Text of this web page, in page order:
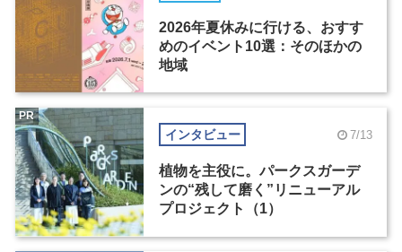
2026年夏休みに行ける、おすす
めのイベント10選：そのほかの
地域
インタビュー 7/13
植物を主役に。パークスガーデ
ンの“残して磨く”リニューアル
プロジェクト（1）
PR